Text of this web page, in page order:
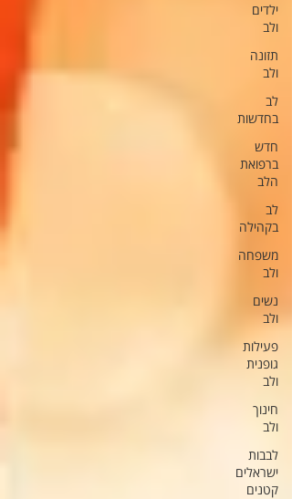
ילדים
ולב
תזונה
ולב
לב
בחדשות
חדש
ברפואת
הלב
לב
בקהילה
משפחה
ולב
נשים
ולב
פעילות
גופנית
ולב
חינוך
ולב
לבבות
ישראלים
קטנים